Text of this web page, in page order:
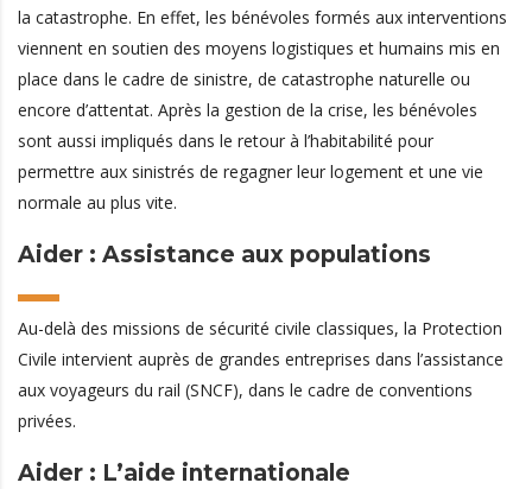
la catastrophe. En effet, les bénévoles formés aux interventions
viennent en soutien des moyens logistiques et humains mis en
place dans le cadre de sinistre, de catastrophe naturelle ou
encore d’attentat. Après la gestion de la crise, les bénévoles
sont aussi impliqués dans le retour à l’habitabilité pour
permettre aux sinistrés de regagner leur logement et une vie
normale au plus vite.
Aider : Assistance aux populations
Au-delà des missions de sécurité civile classiques, la Protection
Civile intervient auprès de grandes entreprises dans l’assistance
aux voyageurs du rail (SNCF), dans le cadre de conventions
privées.
Aider : L’aide internationale